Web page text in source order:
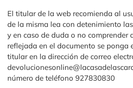
El titular de la web recomienda al
de la misma lea con detenimiento
y en caso de duda o no comprender
reflejada en el documento se ponga
titular en la dirección de correo
número de teléfono 927830830